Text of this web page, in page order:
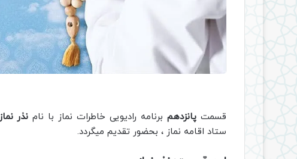
قسمت پانزدهمبرنامه رادیویی خاطرات نماز با نامنذر نماز
ستاد اقامه نماز ، بحضور تقدیم میگردد.